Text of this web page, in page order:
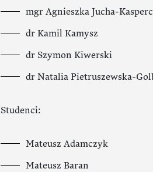
mgr Agnieszka Jucha-
dr Kamil Kamysz
dr Szymon Kiwerski
dr Natalia Pietruszewska-
Studenci:
Mateusz Adamczyk
Mateusz Baran